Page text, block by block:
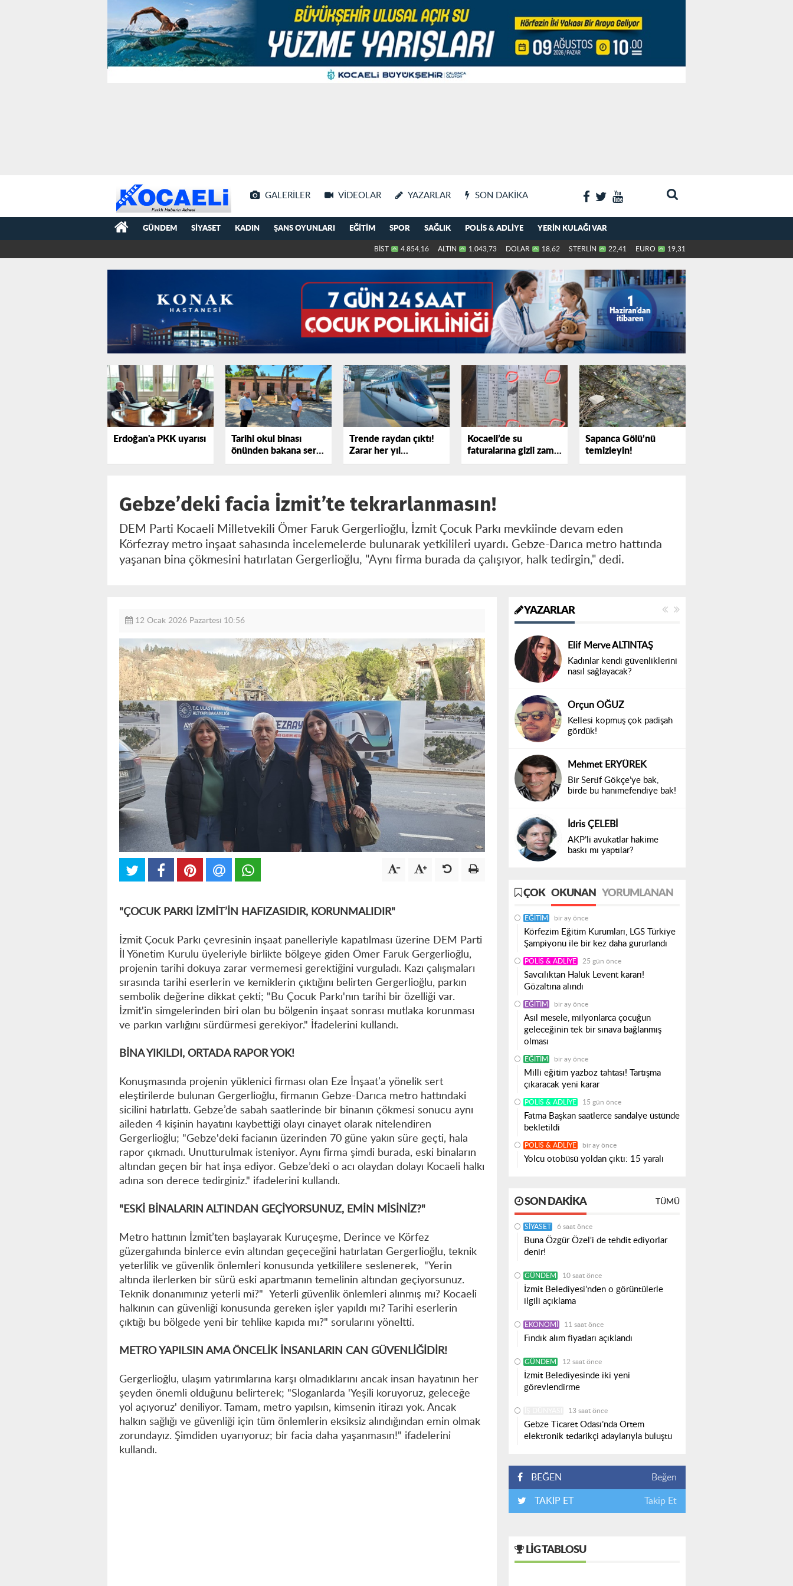
GALERILER VIDEOLAR YAZARLAR SON DAKIKA
GÜNDEM SIYASET KADIN ŞANS OYUNLARI EĞITIM SPOR SAĞLIK POLIS & ADLIYE YERIN KULAĞI VAR
BİST 4.854,16 ALTIN 1.043,73 DOLAR 18,62 STERLİN 22,41 EURO 19,31
Erdoğan'a PKK uyarısı
Tarihi okul binası
önünden bakana sert
tepki gösterdi!
Trende raydan çıktı!
Zarar her yıl
katlanıyor
Kocaeli’de su
faturalarına gizli zam
iddiası
Sapanca Gölü’nü
temizleyin!
Gebze’deki facia İzmit’te tekrarlanmasın!
DEM Parti Kocaeli Milletvekili Ömer Faruk Gergerlioğlu, İzmit Çocuk Parkı mevkiinde devam eden
Körfezray metro inşaat sahasında incelemelerde bulunarak yetkilileri uyardı. Gebze-Darıca metro hattında
yaşanan bina çökmesini hatırlatan Gergerlioğlu, "Aynı firma burada da çalışıyor, halk tedirgin," dedi.
12 Ocak 2026 Pazartesi 10:56
"ÇOCUK PARKI İZMİT’İN HAFIZASIDIR, KORUNMALIDIR"
İzmit Çocuk Parkı çevresinin inşaat panelleriyle kapatılması üzerine DEM Parti
İl Yönetim Kurulu üyeleriyle birlikte bölgeye giden Ömer Faruk Gergerlioğlu,
projenin tarihi dokuya zarar vermemesi gerektiğini vurguladı. Kazı çalışmaları
sırasında tarihi eserlerin ve kemiklerin çıktığını belirten Gergerlioğlu, parkın
sembolik değerine dikkat çekti; "Bu Çocuk Parkı'nın tarihi bir özelliği var.
İzmit'in simgelerinden biri olan bu bölgenin inşaat sonrası mutlaka korunması
ve parkın varlığını sürdürmesi gerekiyor." İfadelerini kullandı.
BİNA YIKILDI, ORTADA RAPOR YOK!
Konuşmasında projenin yüklenici firması olan Eze İnşaat’a yönelik sert
eleştirilerde bulunan Gergerlioğlu, firmanın Gebze-Darıca metro hattındaki
sicilini hatırlattı. Gebze’de sabah saatlerinde bir binanın çökmesi sonucu aynı
aileden 4 kişinin hayatını kaybettiği olayı cinayet olarak nitelendiren
Gergerlioğlu; "Gebze'deki facianın üzerinden 70 güne yakın süre geçti, hala
rapor çıkmadı. Unutturulmak isteniyor. Aynı firma şimdi burada, eski binaların
altından geçen bir hat inşa ediyor. Gebze’deki o acı olaydan dolayı Kocaeli halkı
adına son derece tedirginiz." ifadelerini kullandı.
"ESKİ BİNALARIN ALTINDAN GEÇİYORSUNUZ, EMİN MİSİNİZ?"
Metro hattının İzmit’ten başlayarak Kuruçeşme, Derince ve Körfez
güzergahında binlerce evin altından geçeceğini hatırlatan Gergerlioğlu, teknik
yeterlilik ve güvenlik önlemleri konusunda yetkililere seslenerek, "Yerin
altında ilerlerken bir sürü eski apartmanın temelinin altından geçiyorsunuz.
Teknik donanımınız yeterli mi?" Yeterli güvenlik önlemleri alınmış mı? Kocaeli
halkının can güvenliği konusunda gereken işler yapıldı mı? Tarihi eserlerin
çıktığı bu bölgede yeni bir tehlike kapıda mı?" sorularını yöneltti.
METRO YAPILSIN AMA ÖNCELİK İNSANLARIN CAN GÜVENLİĞİDİR!
Gergerlioğlu, ulaşım yatırımlarına karşı olmadıklarını ancak insan hayatının her
şeyden önemli olduğunu belirterek; "Sloganlarda 'Yeşili koruyoruz, geleceğe
yol açıyoruz' deniliyor. Tamam, metro yapılsın, kimsenin itirazı yok. Ancak
halkın sağlığı ve güvenliği için tüm önlemlerin eksiksiz alındığından emin olmak
zorundayız. Şimdiden uyarıyoruz; bir facia daha yaşanmasın!" ifadelerini
kullandı.
YAZARLAR
Elif Merve ALTINTAŞ
Kadınlar kendi güvenliklerini
nasıl sağlayacak?
Orçun OĞUZ
Kellesi kopmuş çok padişah
gördük!
Mehmet ERYÜREK
Bir Sertif Gökçe’ye bak,
birde bu hanımefendiye bak!
İdris ÇELEBİ
AKP’li avukatlar hakime
baskı mı yaptılar?
ÇOK OKUNAN YORUMLANAN
EĞITIM bir ay önce
Körfezim Eğitim Kurumları, LGS Türkiye
Şampiyonu ile bir kez daha gururlandı
POLIS & ADLIYE 25 gün önce
Savcılıktan Haluk Levent kararı!
Gözaltına alındı
EĞITIM bir ay önce
Asıl mesele, milyonlarca çocuğun
geleceğinin tek bir sınava bağlanmış
olması
EĞITIM bir ay önce
Milli eğitim yazboz tahtası! Tartışma
çıkaracak yeni karar
POLIS & ADLIYE 15 gün önce
Fatma Başkan saatlerce sandalye üstünde
bekletildi
POLIS & ADLIYE bir ay önce
Yolcu otobüsü yoldan çıktı: 15 yaralı
SON DAKIKA TÜMÜ
SIYASET 6 saat önce
Buna Özgür Özel'i de tehdit ediyorlar
denir!
GÜNDEM 10 saat önce
İzmit Belediyesi’nden o görüntülerle
ilgili açıklama
EKONOMI 11 saat önce
Fındık alım fiyatları açıklandı
GÜNDEM 12 saat önce
İzmit Belediyesinde iki yeni
görevlendirme
13 saat önce
Gebze Ticaret Odası’nda Ortem
elektronik tedarikçi adaylarıyla buluştu
BEĞEN Beğen
TAKİP ET Takip Et
LIG TABLOSU